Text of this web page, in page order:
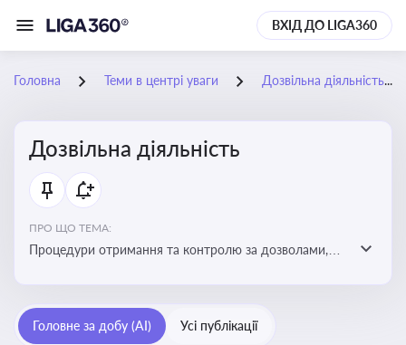
ВХІД ДО LIGA360
Головна Теми в центрі уваги Дозвільна діяльність
Дозвільна діяльність
ПРО ЩО ТЕМА:
Процедури отримання та контролю за дозволами,
законодавстві, щоб уникнути порушень та
забезпечити відповідність вимогам регуляторних
Головне за добу (AI) Усі публікації